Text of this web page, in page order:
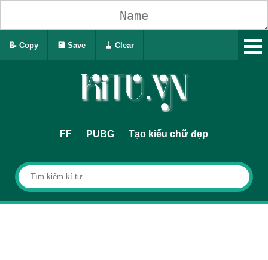
FF PUBG Tạo kiểu chữ đẹp
📝 Copy 💾 Save 🧹 Clear